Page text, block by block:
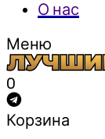
О нас
Меню
0
Корзина